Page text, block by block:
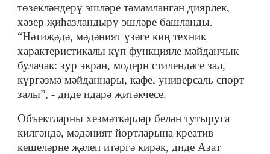
төзекләндерү эшләре тәмамланган диярлек,
хәзер җиһазландыру эшләре башланды.
“Нәтиҗәдә, мәдәният үзәге киң техник
характеристикалы күп функцияле мәйданчык
булачак: зур экран, модерн стилендәге зал,
күргәзмә мәйданнары, кафе, универсаль спорт
залы”, - диде идарә җитәкчесе.
Объектларны хезмәткәрләр белән тутыруга
килгәндә, мәдәният йортларына креатив
кешеләрне җәлеп итәргә кирәк, диде Азат